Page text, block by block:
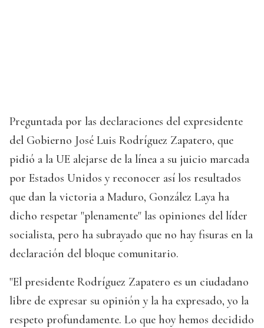
Preguntada por las declaraciones del expresidente
del Gobierno José Luis Rodríguez Zapatero, que
pidió a la UE alejarse de la línea a su juicio marcada
por Estados Unidos y reconocer así los resultados
que dan la victoria a Maduro, González Laya ha
dicho respetar "plenamente" las opiniones del líder
socialista, pero ha subrayado que no hay fisuras en la
declaración del bloque comunitario.
"El presidente Rodríguez Zapatero es un ciudadano
libre de expresar su opinión y la ha expresado, yo la
respeto profundamente. Lo que hoy hemos decidido